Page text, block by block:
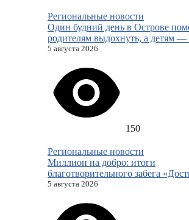
Региональные новости
Один будний день в Острове
родителям выдохнуть, а детям —
5 августа 2026
150
Региональные новости
Миллион на добро: итоги
благотворительного забега
5 августа 2026